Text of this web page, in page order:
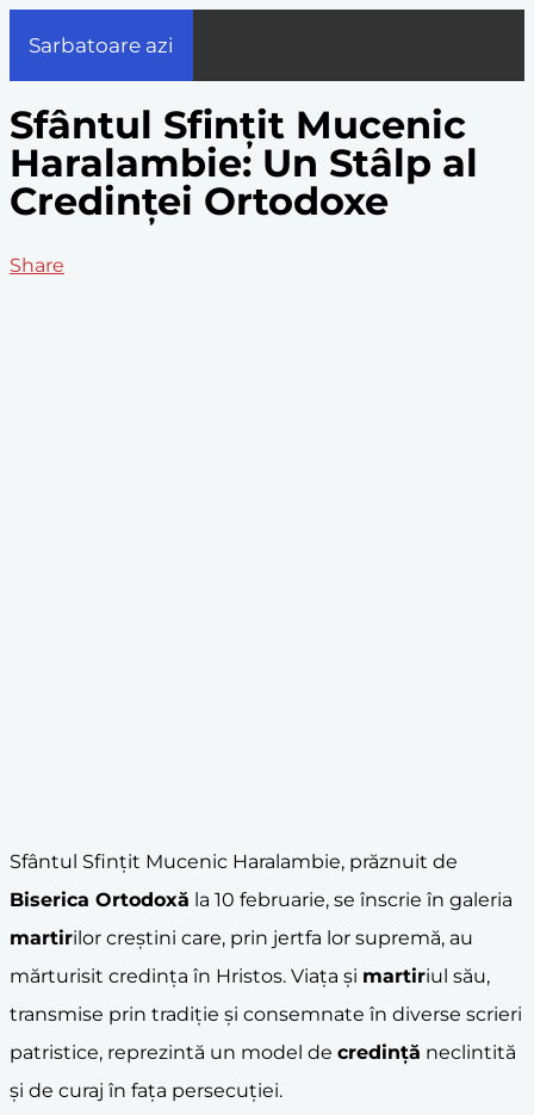
Sarbatoare azi
Sfântul Sfințit Mucenic
Haralambie: Un Stâlp al
Credinței Ortodoxe
Share
Sfântul Sfințit Mucenic Haralambie, prăznuit de
Biserica Ortodoxă la 10 februarie, se înscrie în galeria
martirilor creştini care, prin jertfa lor supremă, au
mărturisit credința în Hristos. Viața și martiriul său,
transmise prin tradiție și consemnate în diverse scrieri
patristice, reprezintă un model de credință neclintită
și de curaj în fața persecuției.